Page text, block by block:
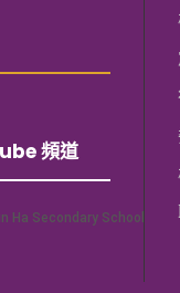
頻道